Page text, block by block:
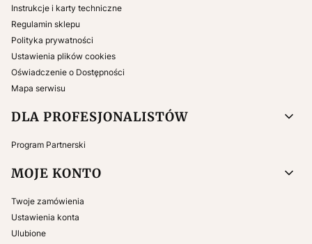
Instrukcje i karty techniczne
Regulamin sklepu
Polityka prywatności
Ustawienia plików cookies
Oświadczenie o Dostępności
Mapa serwisu
DLA PROFESJONALISTÓW
Program Partnerski
MOJE KONTO
Twoje zamówienia
Ustawienia konta
Ulubione